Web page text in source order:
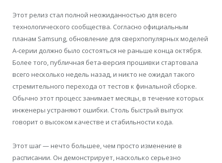
Этот релиз стал полной неожиданностью для всего
технологического сообщества. Согласно официальным
планам Samsung, обновление для сверхпопулярных моделей
A-серии должно было состояться не раньше конца октября.
Более того, публичная бета-версия прошивки стартовала
всего несколько недель назад, и никто не ожидал такого
стремительного перехода от тестов к финальной сборке.
Обычно этот процесс занимает месяцы, в течение которых
инженеры устраняют ошибки. Столь быстрый выпуск
говорит о высоком качестве и стабильности кода.
Этот шаг — нечто большее, чем просто изменение в
расписании. Он демонстрирует, насколько серьезно